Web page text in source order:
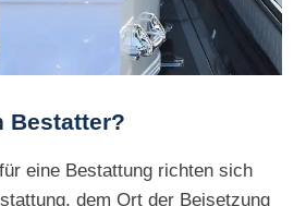
Bestatter?
eine Bestattung richten sich
dem Ort der Beisetzung